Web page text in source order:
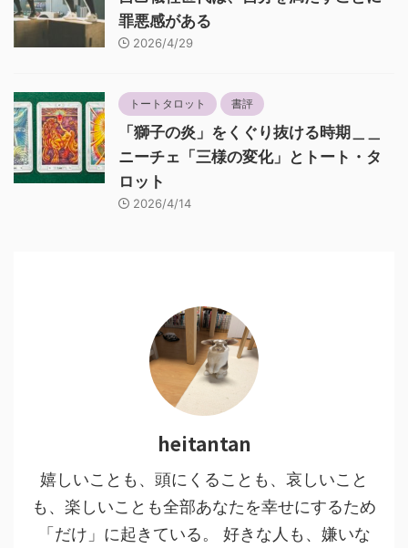
罪悪感がある
2026/4/29
トートタロット 書評
「獅子の炎」をくぐり抜ける時期＿＿
ニーチェ「三様の変化」とトート・タ
ロット
2026/4/14
heitantan
嬉しいことも、頭にくることも、哀しいこと
も、楽しいことも全部あなたを幸せにするため
「だけ」に起きている。 好きな人も、嫌いな